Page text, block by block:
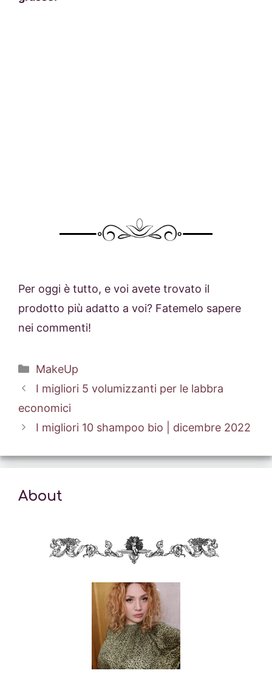
Per oggi è tutto, e voi avete trovato il
prodotto più adatto a voi? Fatemelo sapere
nei commenti!
Categorie
MakeUp
I migliori 5 volumizzanti per le labbra
economici
I migliori 10 shampoo bio | dicembre 2022
About